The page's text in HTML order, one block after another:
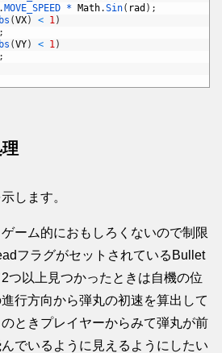
. MOVE_SPEED * Math.Sin( rad ) ;
(VX) < 1)
;
(VY) < 1)
;
します。
ーム的におもしろくないので制限
フラグがセットされているBullet
つ以上見つかったときは自機の位
行方向から弾丸の初速を算出して
ときプレイヤーからみて弾丸が前
でいるように見えるようにしたい